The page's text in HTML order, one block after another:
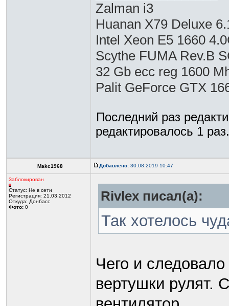
Zalman i3
Huanan X79 Deluxe
Intel Xeon E5 1660
Scythe FUMA Rev.B
32 Gb ecc reg 1600
Palit GeForce GTX
Последний раз
редактировалось 1 раз.
Makc1968 Добавлено: 30.08.2019 10:47
Заблокирован
Статус: Не в сети
Регистрация: 21.03.2012
Откуда: Донбасс
Фото: 0
Rivlex писал(а):
Так хотелось
Чего и
вертушки рулят.